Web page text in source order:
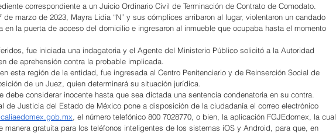
correspondiente a un Juicio Ordinario Civil de Terminación de Contrato de Comodato.
de marzo de 2023, Mayra Lidia “N” y sus cómplices arribaron al lugar, violentaron un candado
en la puerta de acceso del domicilio e ingresaron al inmueble que ocupaba hasta el momento
fue iniciada una indagatoria y el Agente del Ministerio Público solicitó a la Autoridad
de aprehensión contra la probable implicada.
esta región de la entidad, fue ingresada al Centro Penitenciario y de Reinserción Social de
de un Juez, quien determinará su situación jurídica.
debe considerar inocente hasta que sea dictada una sentencia condenatoria en su contra.
de Justicia del Estado de México pone a disposición de la ciudadanía el correo electrónico
, el número telefónico 800 7028770, o bien, la aplicación FGJEdomex, la cual
manera gratuita para los teléfonos inteligentes de los sistemas iOS y Android, para que, en